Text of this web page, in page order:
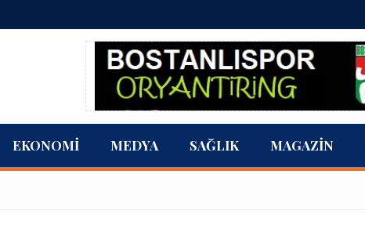
EKONOMI MEDYA SAĞLIK MAGAZIN